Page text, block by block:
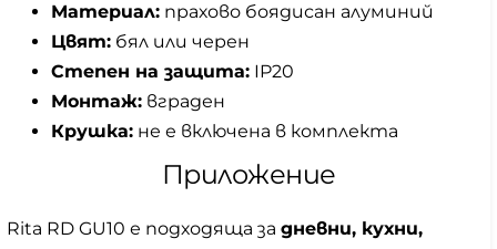
Материал: прахово боядисан алуминий
Цвят: бял или черен
Степен на защита: IP20
Монтаж: вграден
Крушка: не е включена в комплекта
Приложение
Rita RD GU10 е подходяща за дневни, кухни,